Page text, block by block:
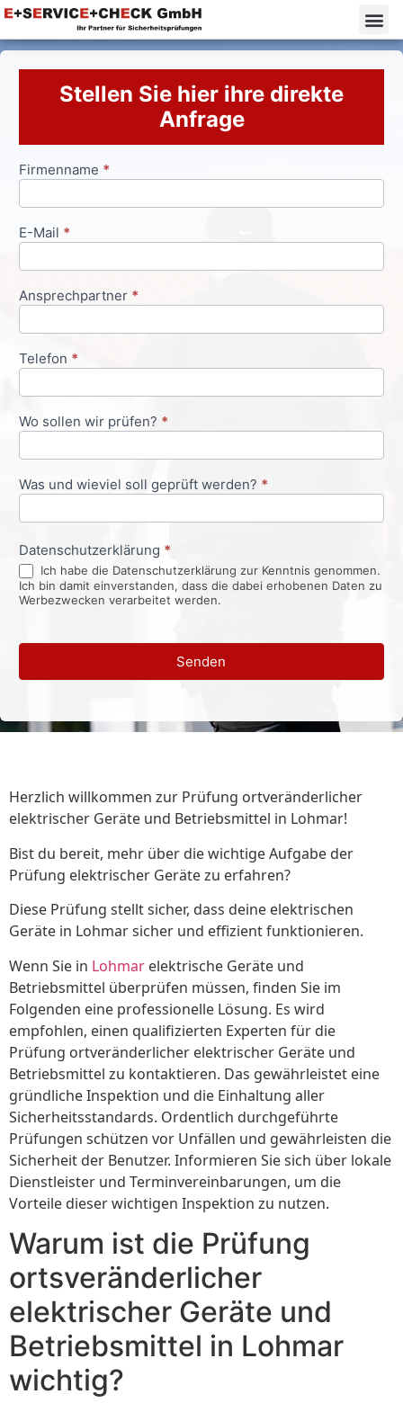
Stellen Sie hier ihre direkte
Anfrage
Anfrageformular
Firmenname *
E-Mail *
Ansprechpartner *
Telefon *
Wo sollen wir prüfen? *
Was und wieviel soll geprüft werden? *
Datenschutzerklärung *
Ich habe die Datenschutzerklärung zur Kenntnis genommen.
Ich bin damit einverstanden, dass die dabei erhobenen Daten zu
Werbezwecken verarbeitet werden.
Senden
Herzlich willkommen zur Prüfung ortveränderlicher
elektrischer Geräte und Betriebsmittel in Lohmar!
Bist du bereit, mehr über die wichtige Aufgabe der
Prüfung elektrischer Geräte zu erfahren?
Diese Prüfung stellt sicher, dass deine elektrischen
Geräte in Lohmar sicher und effizient funktionieren.
Wenn Sie in Lohmar elektrische Geräte und
Betriebsmittel überprüfen müssen, finden Sie im
Folgenden eine professionelle Lösung. Es wird
empfohlen, einen qualifizierten Experten für die
Prüfung ortveränderlicher elektrischer Geräte und
Betriebsmittel zu kontaktieren. Das gewährleistet eine
gründliche Inspektion und die Einhaltung aller
Sicherheitsstandards. Ordentlich durchgeführte
Prüfungen schützen vor Unfällen und gewährleisten die
Sicherheit der Benutzer. Informieren Sie sich über lokale
Dienstleister und Terminvereinbarungen, um die
Vorteile dieser wichtigen Inspektion zu nutzen.
Warum ist die Prüfung
ortsveränderlicher
elektrischer Geräte und
Betriebsmittel in Lohmar
wichtig?